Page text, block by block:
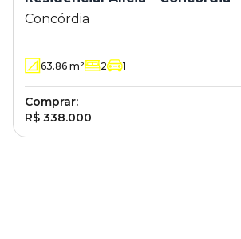
Concórdia
63.86 m² 2 1
Comprar:
R$ 338.000